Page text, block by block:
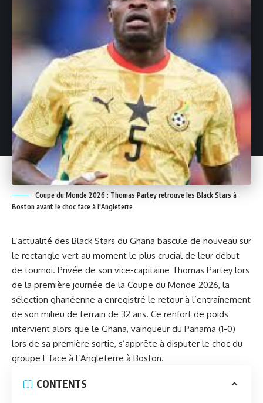
Coupe du Monde 2026 : Thomas Partey retrouve les Black Stars à
Boston avant le choc face à l'Angleterre
L’actualité des Black Stars du Ghana bascule de nouveau sur
le rectangle vert au moment le plus crucial de leur début
de tournoi. Privée de son vice-capitaine Thomas Partey lors
de la première journée de la Coupe du Monde 2026, la
sélection ghanéenne a enregistré le retour à l’entraînement
de son milieu de terrain de 32 ans. Ce renfort de poids
intervient alors que le Ghana, vainqueur du Panama (1-0)
lors de sa première sortie, s’apprête à disputer le choc du
groupe L face à l’Angleterre à Boston.
CONTENTS